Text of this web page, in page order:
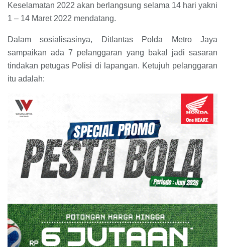
Keselamatan 2022 akan berlangsung selama 14 hari yakni
1 – 14 Maret 2022 mendatang.
Dalam sosialisasinya, Ditlantas Polda Metro Jaya
sampaikan ada 7 pelanggaran yang bakal jadi sasaran
tindakan petugas Polisi di lapangan. Ketujuh pelanggaran
itu adalah: